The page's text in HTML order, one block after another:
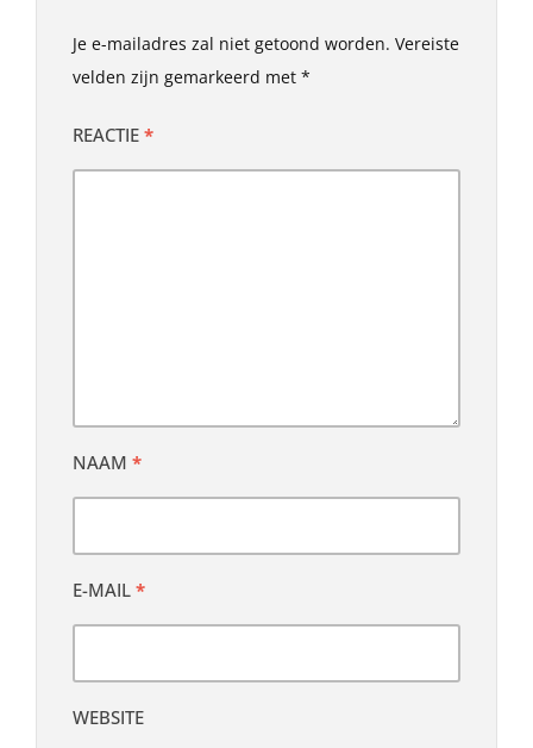
Je e-mailadres zal niet getoond worden. Vereiste
velden zijn gemarkeerd met *
REACTIE *
NAAM *
E-MAIL *
WEBSITE